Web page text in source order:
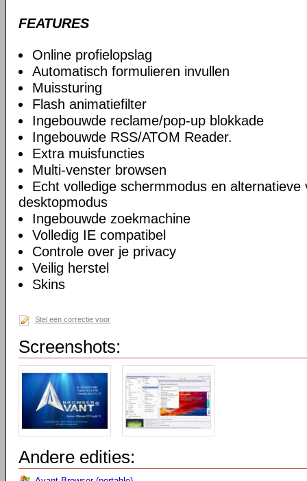
FEATURES
Online profielopslag
Automatisch formulieren invullen
Muissturing
Flash animatiefilter
Ingebouwde reclame/pop-up blokkade
Ingebouwde RSS/ATOM Reader.
Extra muisfuncties
Multi-venster browsen
Echt volledige schermmodus en alternatieve
desktopmodus
Ingebouwde zoekmachine
Volledig IE compatibel
Controle over je privacy
Veilig herstel
Skins
Stel een correctie voor
Screenshots:
Andere edities: